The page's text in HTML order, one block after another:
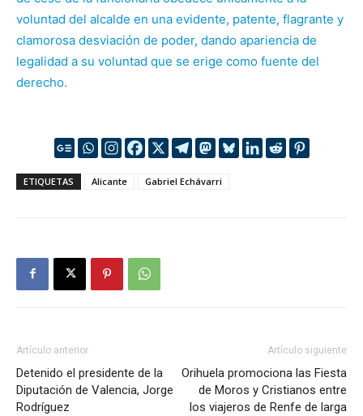
voluntad del alcalde en una evidente, patente, flagrante y
clamorosa desviación de poder, dando apariencia de
legalidad a su voluntad que se erige como fuente del
derecho.
ETIQUETAS Alicante Gabriel Echávarri
Artículo anterior
Detenido el presidente de la
Diputación de Valencia, Jorge
Rodríguez
Artículo siguiente
Orihuela promociona las Fiesta
de Moros y Cristianos entre
los viajeros de Renfe de larga